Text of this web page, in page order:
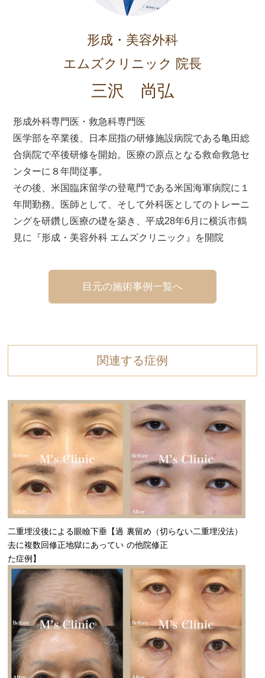
形成・美容外科
エムズクリニック 院長
三沢 尚弘
形成外科専門医・救急科専門医
医学部を卒業後、日本屈指の研修施設病院である亀田総
合病院で卒後研修を開始。医療の原点となる救命救急セ
ンターに８年間従事。
その後、米国臨床留学の登竜門である米国海軍病院に１
年間勤務。医師として、そして外科医としてのトレーニ
ングを研鑽し医療の礎を築き、平成28年6月に横浜市鶴
見に『形成・美容外科 エムズクリニック』を開院
目元の施術事例一覧へ
関連する症例
二重埋没後による眼瞼下垂【過
去に複数回修正地獄にあってい
た症例】
裏留め（切らない二重埋没法）
の他院修正